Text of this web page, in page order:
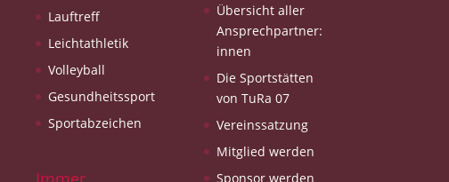
Lauftreff
Leichtathletik
Volleyball
Gesundheitssport
Sportabzeichen
Übersicht aller
Ansprechpartner:
innen
Die Sportstätten
von TuRa 07
Vereinssatzung
Mitglied werden
Sponsor werden